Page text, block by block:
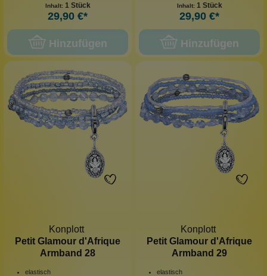
Inhalt: 1 Stück
29,90 €*
Hinzufügen
Inhalt: 1 Stück
29,90 €*
Hinzufügen
Konplott
Petit Glamour d'Afrique
Armband 28
elastisch
Konplott
Petit Glamour d'Afrique
Armband 29
elastisch